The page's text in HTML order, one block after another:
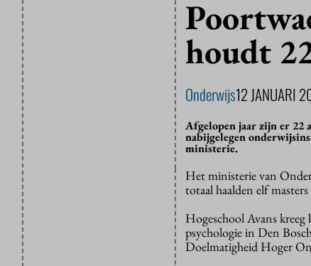
houdt
Onderwijs12 JANUARI
Afgelopen jaar zijn er 22
nabijgelegen
ministerie.
Het ministerie van
totaal haalden elf masters
Hogeschool Avans
psychologie in Den
Doelmatigheid Hoger